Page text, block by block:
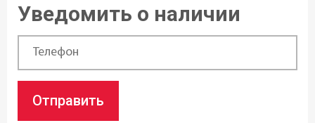
Уведомить о наличии
Отправить